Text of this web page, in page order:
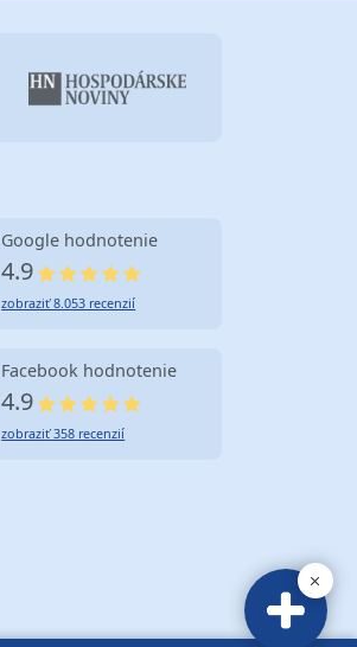
Google hodnotenie
4.9
zobraziť 8.053 recenzií
Facebook hodnotenie
4.9
zobraziť 358 recenzií